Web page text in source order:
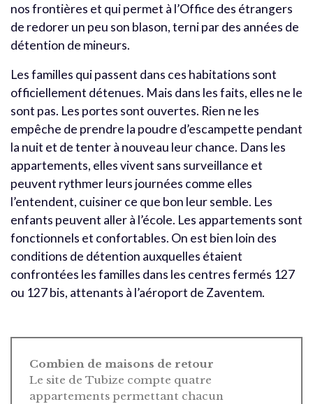
nos frontières et qui permet à l’Office des étrangers
de redorer un peu son blason, terni par des années de
détention de mineurs.
Les familles qui passent dans ces habitations sont
officiellement détenues. Mais dans les faits, elles ne le
sont pas. Les portes sont ouvertes. Rien ne les
empêche de prendre la poudre d’escampette pendant
la nuit et de tenter à nouveau leur chance. Dans les
appartements, elles vivent sans surveillance et
peuvent rythmer leurs journées comme elles
l’entendent, cuisiner ce que bon leur semble. Les
enfants peuvent aller à l’école. Les appartements sont
fonctionnels et confortables. On est bien loin des
conditions de détention auxquelles étaient
confrontées les familles dans les centres fermés 127
ou 127 bis, attenants à l’aéroport de Zaventem.
Combien de maisons de retour
Le site de Tubize compte quatre
appartements permettant chacun